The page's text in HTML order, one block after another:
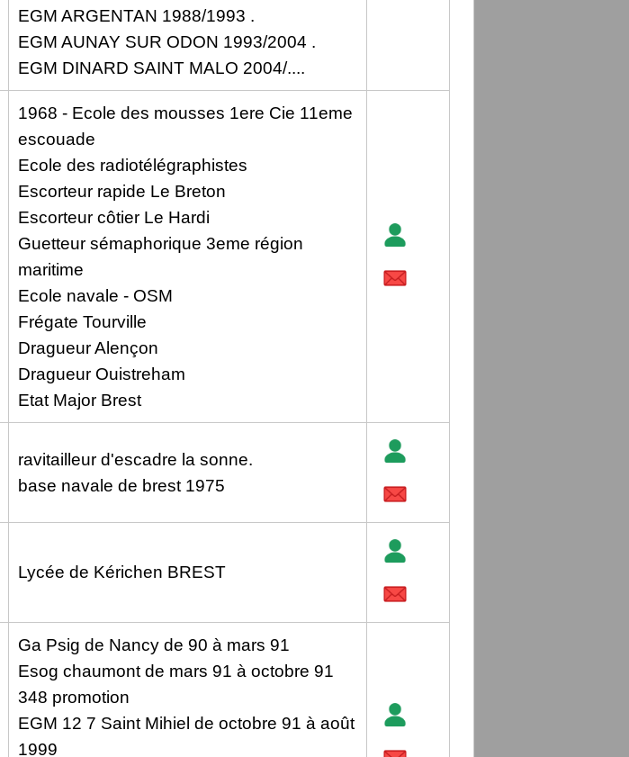
EGM ARGENTAN 1988/1993 .
EGM AUNAY SUR ODON 1993/2004 .
EGM DINARD SAINT MALO 2004/....
1968 - Ecole des mousses 1ere Cie 11eme
escouade
Ecole des radiotélégraphistes
Escorteur rapide Le Breton
Escorteur côtier Le Hardi
Guetteur sémaphorique 3eme région
maritime
Ecole navale - OSM
Frégate Tourville
Dragueur Alençon
Dragueur Ouistreham
Etat Major Brest
ravitailleur d'escadre la sonne.
base navale de brest 1975
Lycée de Kérichen BREST
Ga Psig de Nancy de 90 à mars 91
Esog chaumont de mars 91 à octobre 91
348 promotion
EGM 12 7 Saint Mihiel de octobre 91 à août
1999